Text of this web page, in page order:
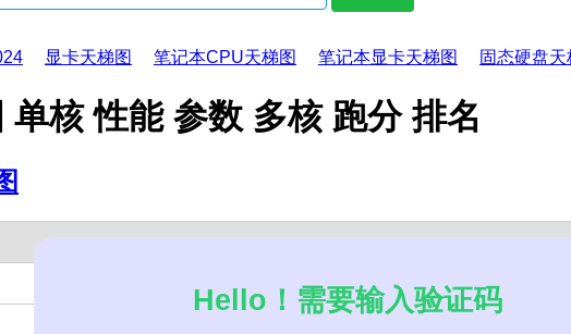
显卡天梯图 笔记本CPU天梯图 笔记本显卡天梯图 固态硬盘天
核 性能 参数 多核 跑分 排名
Hello！需要输入验证码